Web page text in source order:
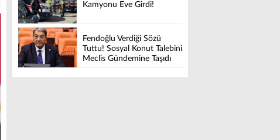
Kamyonu Eve Girdi!
Fendoğlu Verdiği Sözü
Tuttu! Sosyal Konut Talebini
Meclis Gündemine Taşıdı